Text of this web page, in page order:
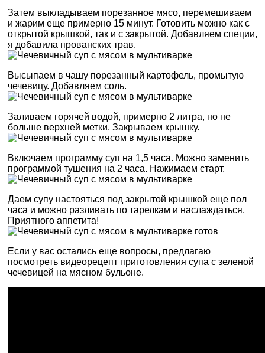
Затем выкладываем порезанное мясо, перемешиваем
и жарим еще примерно 15 минут. Готовить можно как с
открытой крышкой, так и с закрытой. Добавляем специи,
я добавила прованских трав.
Высыпаем в чашу порезанный картофель, промытую
чечевицу. Добавляем соль.
Заливаем горячей водой, примерно 2 литра, но не
больше верхней метки. Закрываем крышку.
Включаем программу суп на 1,5 часа. Можно заменить
программой тушения на 2 часа. Нажимаем старт.
Даем супу настояться под закрытой крышкой еще пол
часа и можно разливать по тарелкам и наслаждаться.
Приятного аппетита!
Если у вас остались еще вопросы, предлагаю
посмотреть видеорецепт приготовления супа с зеленой
чечевицей на мясном бульоне.